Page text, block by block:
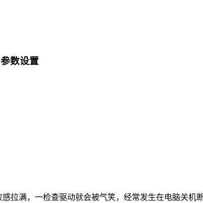
数设置
拉满，一检查驱动就会被气笑，经常发生在电脑关机